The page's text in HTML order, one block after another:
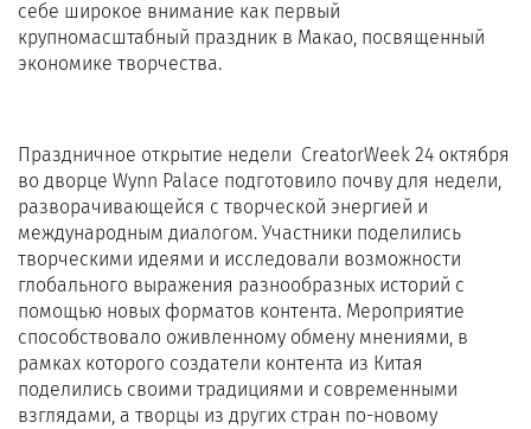
себе широкое внимание как первый
крупномасштабный праздник в Макао, посвященный
экономике творчества.
Праздничное открытие недели CreatorWeek 24 октября
во дворце Wynn Palace подготовило почву для недели,
разворачивающейся с творческой энергией и
международным диалогом. Участники поделились
творческими идеями и исследовали возможности
глобального выражения разнообразных историй с
помощью новых форматов контента. Мероприятие
способствовало оживленному обмену мнениями, в
рамках которого создатели контента из Китая
поделились своими традициями и современными
взглядами, а творцы из других стран по-новому